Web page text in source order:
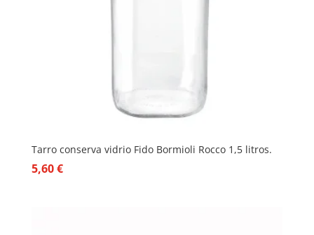
Tarro conserva vidrio Fido Bormioli Rocco 1,5 litros.
5,60€